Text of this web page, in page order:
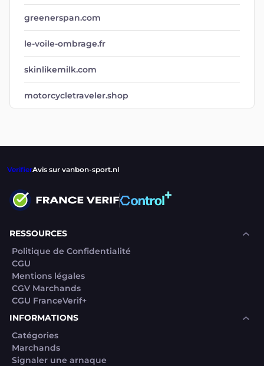
greenerspan.com
le-voile-ombrage.fr
skinlikemilk.com
motorcycletraveler.shop
VerifierAvis sur vanbon-sport.nl
RESSOURCES
Politique de Confidentialité
CGU
Mentions légales
CGV Marchands
CGU FranceVerif+
INFORMATIONS
Catégories
Marchands
Signaler une arnaque